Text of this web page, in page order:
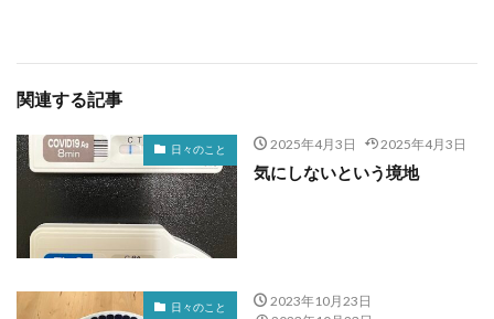
関連する記事
日々のこと 2025年4月3日 2025年4月3日
気にしないという境地
日々のこと
2023年10月23日